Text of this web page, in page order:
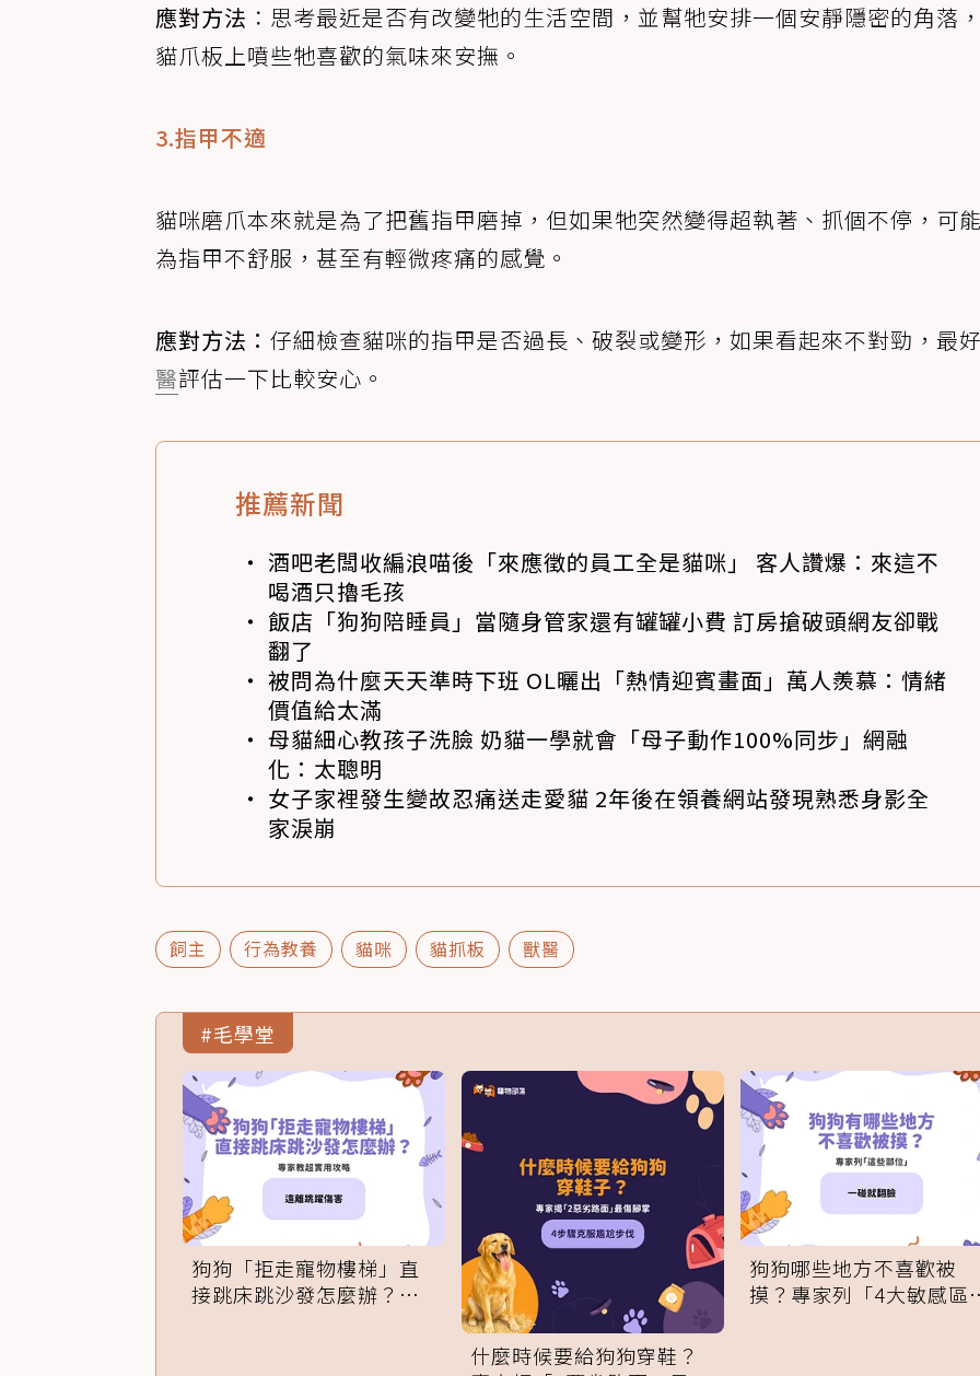
應對方法 ：思考最近是否有改變牠的生活空間，並幫牠安排一個安靜隱密的角落
貓爪板上噴些牠喜歡的氣味來安撫。
3.指甲不適
貓咪磨爪本來就是為了把舊指甲磨掉，但如果牠突然變得超執著、抓個不停，可
為指甲不舒服，甚至有輕微疼痛的感覺。
應對方法： 仔細檢查貓咪的指甲是否過長、破裂或變形，如果看起來不對勁，最
醫評估一下比較安心。
推薦新聞
酒吧老闆收編浪喵後「來應徵的員工全是貓咪」 客人讚爆：來這不
喝酒只擼毛孩
飯店「狗狗陪睡員」當隨身管家還有罐罐小費 訂房搶破頭網友卻戰
翻了
被問為什麼天天準時下班 OL曬出「熱情迎賓畫面」萬人羨慕：情緒
價值給太滿
母貓細心教孩子洗臉 奶貓一學就會「母子動作100%同步」網融
化：太聰明
女子家裡發生變故忍痛送走愛貓 2年後在領養網站發現熟悉身影全
家淚崩
飼主 行為教養 貓咪 貓抓板 獸醫
#毛學堂
狗狗「拒走寵物樓梯」直
接跳床跳沙發怎麼辦？專
什麼時候要給狗狗穿鞋？
狗狗哪些地方不喜歡被
摸？專家列「4大敏感區